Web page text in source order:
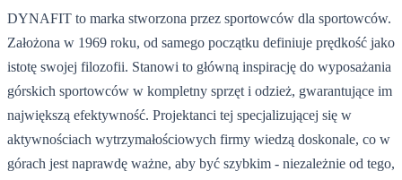
DYNAFIT to marka stworzona przez sportowców dla sportowców.
Założona w 1969 roku, od samego początku definiuje prędkość jako
istotę swojej filozofii. Stanowi to główną inspirację do wyposażania
górskich sportowców w kompletny sprzęt i odzież, gwarantujące im
największą efektywność. Projektanci tej specjalizującej się w
aktywnościach wytrzymałościowych firmy wiedzą doskonale, co w
górach jest naprawdę ważne, aby być szybkim - niezależnie od tego,